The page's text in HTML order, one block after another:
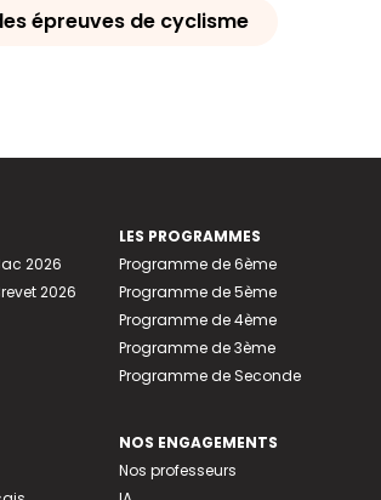
épreuves de cyclisme
2026
2026
LES PROGRAMMES
Programme de 6ème
Programme de 5ème
Programme de 4ème
Programme de 3ème
Programme de Seconde
NOS ENGAGEMENTS
Nos professeurs